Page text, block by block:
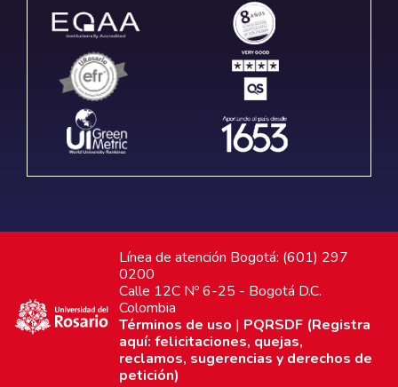
Línea de atención Bogotá: (601) 297
0200
Calle 12C Nº 6-25 - Bogotá D.C.
Colombia
Términos de uso | PQRSDF (Registra
aquí: felicitaciones, quejas,
reclamos, sugerencias y derechos de
petición)